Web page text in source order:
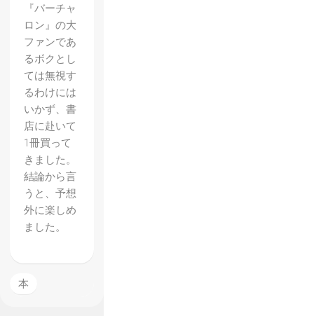
『バーチャ
ロン』の大
ファンであ
るボクとし
ては無視す
るわけには
いかず、書
店に赴いて
1冊買って
きました。
結論から言
うと、予想
外に楽しめ
ました。
本
【電脳
戦機バ
ーチャ
ロン】